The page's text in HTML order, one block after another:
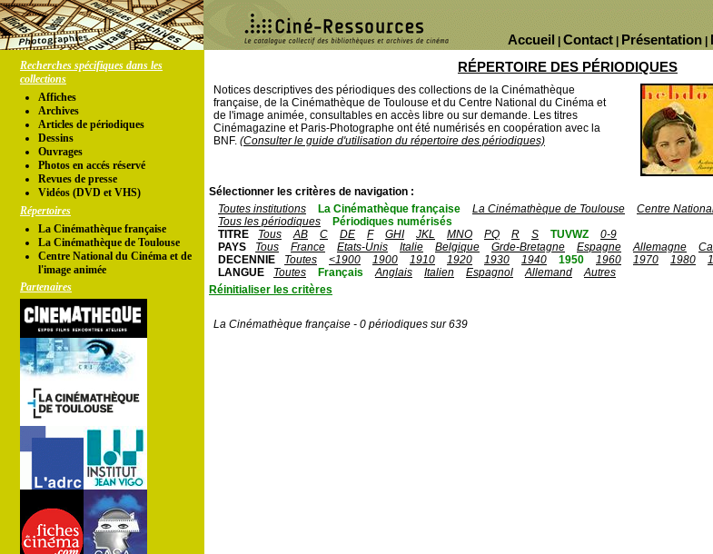
Présentation
Contact
Accueil
Recherches spécifiques dans les
collections
Affiches
Archives
Articles de périodiques
Dessins
Ouvrages
Photos en accés réservé
Revues de presse
Vidéos (DVD et VHS)
Répertoires
La Cinémathèque française
La Cinémathèque de Toulouse
Centre National du Cinéma et de
l'image animée
Partenaires
RÉPERTOIRE DES PÉRIODIQUES
Notices descriptives des périodiques des collections de la Cinémathèque
française, de la Cinémathèque de Toulouse et du Centre National du Cinéma et
de l'image animée, consultables en accès libre ou sur demande. Les titres
Cinémagazine et Paris-Photographe ont été numérisés en coopération avec la
BNF. (Consulter le guide d'utilisation du répertoire des périodiques)
Sélectionner les critères de navigation :
Toutes institutions
La Cinémathèque française La Cinémathèque de Toulouse
Centre
Tous les périodiques
Périodiques numérisés
TITRE
Tous AB C DE F GHI JKL MNO PQ R S TUVWZ
0-9
PAYS
Tous France Etats-Unis Italie Belgique Grde-Bretagne Espagne Allemagne
DECENNIE
Toutes <1900 1900 1910 1920 1930 1940 1950 1960 1970 1980
LANGUE
Toutes Français Anglais Italien Espagnol Allemand
Autres
Réinitialiser les critères
La Cinémathèque française - 0 périodiques sur 639